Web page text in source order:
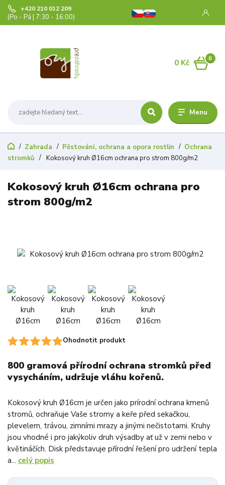
Menu
+420 210 012 209
(Po - Pá | 7:30 - 16:00)
0
0 Kč
Zahrada Pěstování, ochrana a opora rostlin
Ochrana
stromků
Kokosový kruh Ø16cm ochrana pro strom 800g/m2
Kokosový kruh Ø16cm ochrana pro
strom 800g/m2
Ohodnotit produkt
800 gramová přírodní ochrana stromků před
vysycháním, udržuje vláhu kořenů.
Kokosový kruh Ø16cm je určen jako prírodní ochrana kmenů
stromů, ochraňuje Vaše stromy a keře před sekačkou,
plevelem, trávou, zimními mrazy a jinými nečistotami. Kruhy
jsou vhodné i pro jakýkoliv druh výsadby ať už v zemi nebo v
květináčích. Disk představuje přírodní řešení pro udržení tepla
a... celý popis